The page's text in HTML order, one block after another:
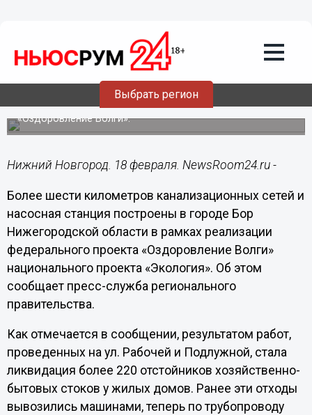
Выбрать регион
Более шести километров
канализационных сетей проложено на
Бору
Работы проводились в рамках федерального проекта
«Оздоровление Волги».
Нижний Новгород. 18 февраля. NewsRoom24.ru -
Более шести километров канализационных сетей и
насосная станция построены в городе Бор
Нижегородской области в рамках реализации
федерального проекта «Оздоровление Волги»
национального проекта «Экология». Об этом
сообщает пресс-служба регионального
правительства.
Как отмечается в сообщении, результатом работ,
проведенных на ул. Рабочей и Подлужной, стала
ликвидация более 220 отстойников хозяйственно-
бытовых стоков у жилых домов. Ранее эти отходы
вывозились машинами, теперь по трубопроводу